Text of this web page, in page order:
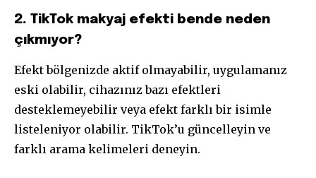
2. TikTok makyaj efekti bende neden
çıkmıyor?
Efekt bölgenizde aktif olmayabilir, uygulamanız
eski olabilir, cihazınız bazı efektleri
desteklemeyebilir veya efekt farklı bir isimle
listeleniyor olabilir. TikTok’u güncelleyin ve
farklı arama kelimeleri deneyin.